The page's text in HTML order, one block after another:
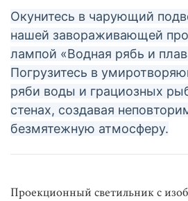
Окунитесь в чарующий
нашей завораживающей
лампой «Водная рябь и
Погрузитесь в
ряби воды и грациозных
стенах, создавая
безмятежную атмосферу.
Проекционный светильник с